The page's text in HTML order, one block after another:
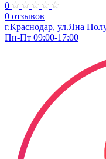
0
0 отзывов
г.Краснодар, ул.Яна
Пн-Пт 09:00-17:00